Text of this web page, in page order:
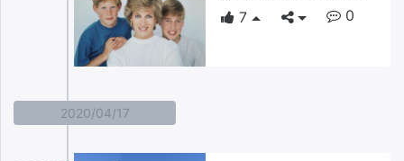
7
0
2020/04/17